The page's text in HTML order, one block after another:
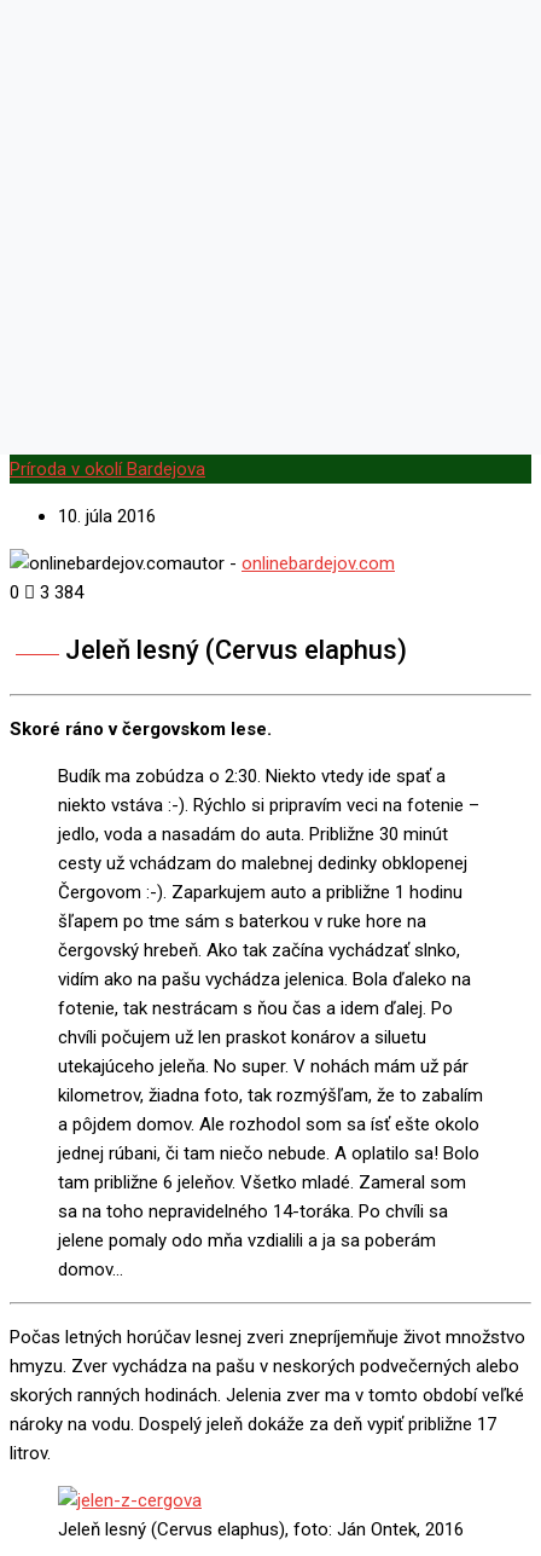
Príroda v okolí Bardejova
10. júla 2016
autor - onlinebardejov.com
0
3 384
Jeleň lesný (Cervus elaphus)
Skoré ráno v čergovskom lese.
Budík ma zobúdza o 2:30. Niekto vtedy ide spať a
niekto vstáva :-). Rýchlo si pripravím veci na fotenie –
jedlo, voda a nasadám do auta. Približne 30 minút
cesty už vchádzam do malebnej dedinky obklopenej
Čergovom :-). Zaparkujem auto a približne 1 hodinu
šľapem po tme sám s baterkou v ruke hore na
čergovský hrebeň. Ako tak začína vychádzať slnko,
vidím ako na pašu vychádza jelenica. Bola ďaleko na
fotenie, tak nestrácam s ňou čas a idem ďalej. Po
chvíli počujem už len praskot konárov a siluetu
utekajúceho jeleňa. No super. V nohách mám už pár
kilometrov, žiadna foto, tak rozmýšľam, že to zabalím
a pôjdem domov. Ale rozhodol som sa ísť ešte okolo
jednej rúbani, či tam niečo nebude. A oplatilo sa! Bolo
tam približne 6 jeleňov. Všetko mladé. Zameral som
sa na toho nepravidelného 14-toráka. Po chvíli sa
jelene pomaly odo mňa vzdialili a ja sa poberám
domov…
Počas letných horúčav lesnej zveri znepríjemňuje život množstvo
hmyzu. Zver vychádza na pašu v neskorých podvečerných alebo
skorých ranných hodinách. Jelenia zver ma v tomto období veľké
nároky na vodu. Dospelý jeleň dokáže za deň vypiť približne 17
litrov.
Jeleň lesný (Cervus elaphus), foto: Ján Ontek, 2016